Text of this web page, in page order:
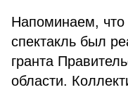
Напоминаем,
спектакль был
гранта
области.